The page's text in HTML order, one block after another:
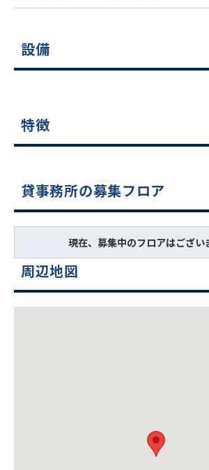
設備
特徴
貸事務所の募集フロア
現在、募集中のフロアはござい
周辺地図